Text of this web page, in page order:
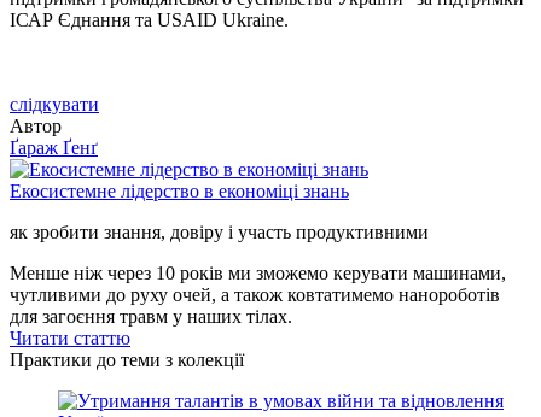
ІСАР Єднання та USAID Ukraine.
слідкувати
Автор
Ґараж Ґенґ
Екосистемне лідерство в економіці знань
як зробити знання, довіру і участь продуктивними
Менше ніж через 10 років ми зможемо керувати машинами,
чутливими до руху очей, а також ковтатимемо нанороботів
для загоєння травм у наших тілах.
Читати статтю
Практики до теми з колекції